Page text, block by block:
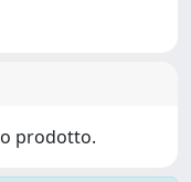
prodotto.